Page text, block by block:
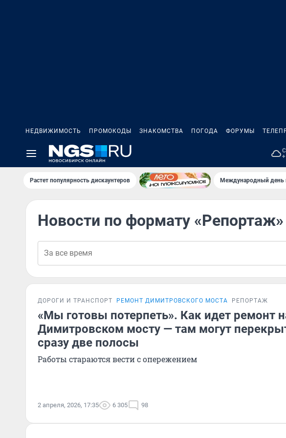
НЕДВИЖИМОСТЬ ПРОМОКОДЫ ЗНАКОМСТВА ПОГОДА ФОРУМЫ
Растет популярность дискаунтеров Международный день
Новости по формату «Репортаж»
ДОРОГИ И ТРАНСПОРТ РЕМОНТ ДИМИТРОВСКОГО МОСТА РЕПОРТАЖ
«Мы готовы потерпеть». Как идет ремонт
Димитровском мосту — там могут
сразу две полосы
Работы стараются вести с опережением
2 апреля, 2026, 17:35 6 305 98